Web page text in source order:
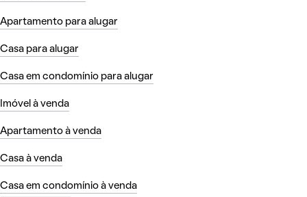
Apartamento para alugar
Casa para alugar
Casa em condomínio para alugar
Imóvel à venda
Apartamento à venda
Casa à venda
Casa em condomínio à venda